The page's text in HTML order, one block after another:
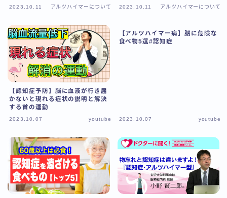
2023.10.11 アルツハイマーについて 2023.10.11 アルツハイマーについて
【認知症予防】脳に血液が行き届
かないと現れる症状の説明と解決
する首の運動
2023.10.07 youtube
【アルツハイマー病】脳に危険な
食べ物5選#認知症
2023.10.07 youtube